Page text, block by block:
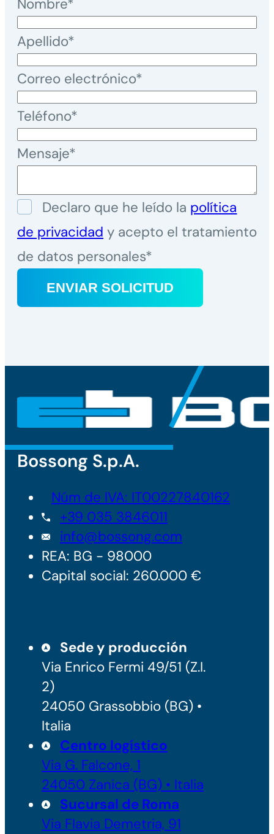
Nombre*
Apellido*
Correo electrónico*
Teléfono*
Mensaje*
Declaro que he leído la política
de privacidad y acepto el tratamiento
de datos personales*
Bossong S.p.A.
Núm de IVA: IT00227840162
+39 035 3846011
info@bossong.com
REA: BG - 98000
Capital social: 260.000 €
Sede y producción
Via Enrico Fermi 49/51 (Z.I.
2)
24050 Grassobbio (BG) •
Italia
Centro logístico
Via G. Falcone, 1
24050 Zanica (BG) • Italia
Sucursal de Roma
Via Flavia Demetria, 91